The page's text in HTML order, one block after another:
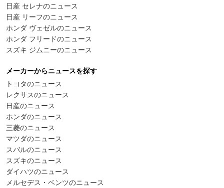
日産 セレナのニュース
日産 リーフのニュース
ホンダ ヴェゼルのニュース
ホンダ フリードのニュース
スズキ ジムニーのニュース
メーカーからニュースを探す
トヨタのニュース
レクサスのニュース
日産のニュース
ホンダのニュース
三菱のニュース
マツダのニュース
スバルのニュース
スズキのニュース
ダイハツのニュース
メルセデス・ベンツのニュース